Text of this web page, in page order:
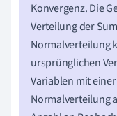
Konvergenz. Die
Verteilung der
Normalverteilung
ursprünglichen
Variablen mit
Normalverteilung